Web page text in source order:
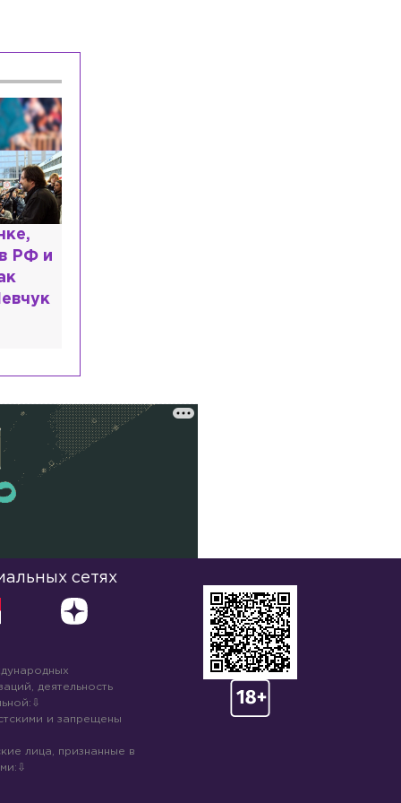
РФ и
сетях
деятельность
и запрещены
лица, признанные в